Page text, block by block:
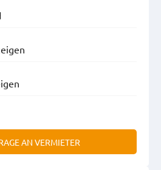
AN VERMIETER